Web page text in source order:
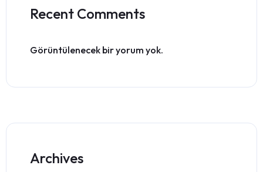
Recent Comments
Görüntülenecek bir yorum yok.
Archives